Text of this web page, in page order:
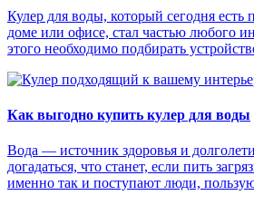
Кулер для воды, который сегодня есть
доме или офисе, стал частью любого
этого необходимо подбирать
Как выгодно купить кулер для воды
Вода — источник здоровья и
догадаться, что станет, если пить
именно так и поступают люди,